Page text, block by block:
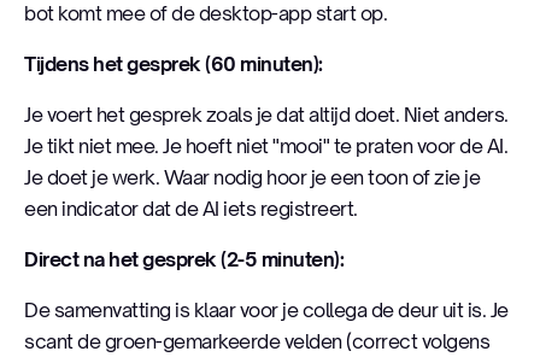
bot komt mee of de desktop-app start op.
Tijdens het gesprek (60 minuten):
Je voert het gesprek zoals je dat altijd doet. Niet anders.
Je tikt niet mee. Je hoeft niet "mooi" te praten voor de AI.
Je doet je werk. Waar nodig hoor je een toon of zie je
een indicator dat de AI iets registreert.
Direct na het gesprek (2-5 minuten):
De samenvatting is klaar voor je collega de deur uit is. Je
scant de groen-gemarkeerde velden (correct volgens